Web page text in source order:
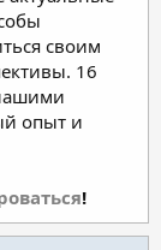
своим
16
опыт и
!